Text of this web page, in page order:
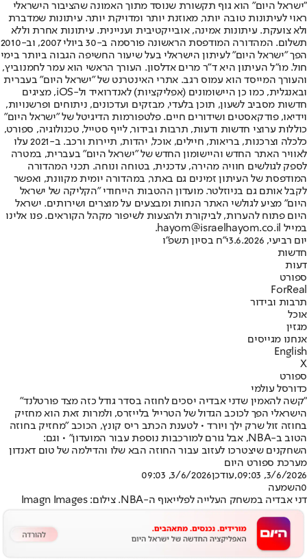
"ישראל היום" הוא גוף תקשורת שנוסד מתוך האמונה שהציבור הישראלי
ראוי לעיתונות טובה יותר, מאוזנת יותר ומדויקת יותר. עיתונות שמדברת
ולא צועקת. עיתונות אמינה, אובייקטיבית ועניינית. עיתונות אחרת וללא
תשלום. המהדורה המודפסת הראשונה פורסמה ב-30 ביולי 2007, וב-2010
הפך "ישראל היום" לעיתון הישראלי בעל שיעור החשיפה הגבוה ביותר בימי
חול. מו"ל העיתון היא ד"ר מרים אדלסון. העורך הראשי הוא עמר לחמנוביץ,
והעורך המייסד הוא עמוס רגב. אתרי האינטרנט של "ישראל היום" בעברית
ובאנגלית, כמו כן היישומונים (אפליקציות) לאנדרואיד ול-iOS, מציגים
חדשות מסביב לשעון, תוכן בלעדי, מבזקים ועדכונים, ניתוחים ופרשנויות,
וידיאו, פודקאסטים ושידורים חיים. פלטפורמות הדיגיטל של "ישראל היום"
כוללות ערוצי חדשות ודעות, תרבות ובידור, לייף סטייל, טכנולוגיה, ספורט,
כלכלה וצרכנות, בריאות, חיילים, אוכל, יהדות, תיירות ורכב. ב-2021 עלו
לאוויר האתר החדש והיישומון החדש של "ישראל היום" בעברית, במטרה
לספק לגולשים חוויה מהירה, עדכנית, בטוחה ונוחה. תכני המהדורה
המודפסת של העיתון זמינים גם באתר, במהדורה יומית מקוונת, ואפשר
לקבל אותם גם בניוזלטר. מועדון ההטבות הייחודי "הקליקה של ישראל
היום" מציע לגולשי האתר הנחות ומבצעים על מוצרים ושירותים. ישראל
היום פתוח להערות, לביקורת ולהצעות לשיפור מקהל הקוראים. פנו אלינו
במייל hayom@israelhayom.co.il.
יום רביעי, 3.6.2026
י"ח בסיון תשפ"ו
חדשות
דעות
ספורט
ForReal
תרבות ובידור
אוכל
מגזין
אנחנו מגייסים
English
X
ספורט
כדורסל עולמי
"קשה להאמין שדני אבדיה יסכים לחוזה בסדר גודל כזה מצד פורטלנד"
הישראלי הפך לכוכב הגדול של הטרייל בלייזרס, ולמרות זאת הוא מחזיק
בחוזה זול שרק ילך ויורד • לטענת הכתב ריס קונץ, הכוכב "מחזיק בחוזה
הטוב ב-NBA, אבל גורם למורכבות נוספת עבור המועדון" • וגם:
השחקנים שיצטרכו לעזוב עבור החוזה הבא שלו והדילמה של טום דאנדון
מערכת ספורט היום
3/6/2026, 09:03
,עודכן3/6/2026, 09:03
0השמעה
דני אבדיה במשחק העלייה לפלייאוף ה-NBA. צילום: Imagn Images